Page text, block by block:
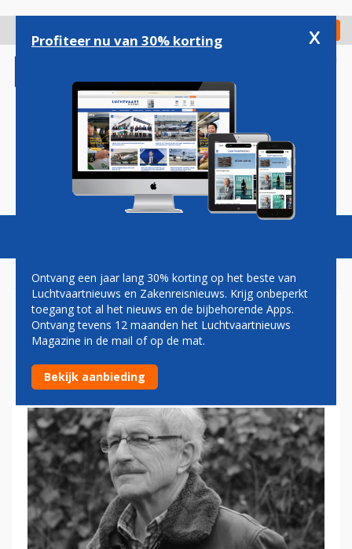
gaan
Check in
Magazine Podcasts Vacatures
PAUL GROVE:
LOONSVERHOGING DIRECTIE
EEN VERKEERD SIGNAAL
Profiteer nu van 30% korting x
Ontvang een jaar lang 30% korting op het beste van
Luchtvaartnieuws en Zakenreisnieuws. Krijg onbeperkt
toegang tot al het nieuws en de bijbehorende Apps.
Ontvang tevens 12 maanden het Luchtvaartnieuws
Magazine in de mail of op de mat.
Bekijk aanbieding